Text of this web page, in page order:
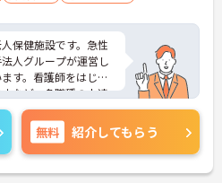
保健施設です。急性
人グループが運営し
す。看護師をはじ
など、多職種の人達
ットホームな雰囲気
度で、新卒の受け入
のある方や、学んで
です。ご興味のある
ください。
無料 紹介してもらう